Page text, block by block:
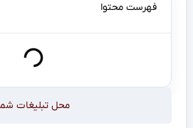
فهرست محتوا
محل تبلیغات